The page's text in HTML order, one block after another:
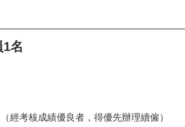
名
經考核成績優良者，得優先辦理續僱）